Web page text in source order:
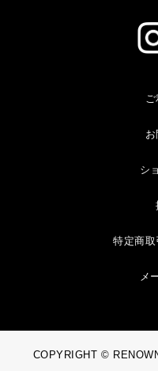
シ
特定商
メ
COPYRIGHT ©